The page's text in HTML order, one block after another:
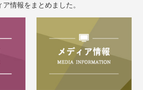
ア情報をまとめました。